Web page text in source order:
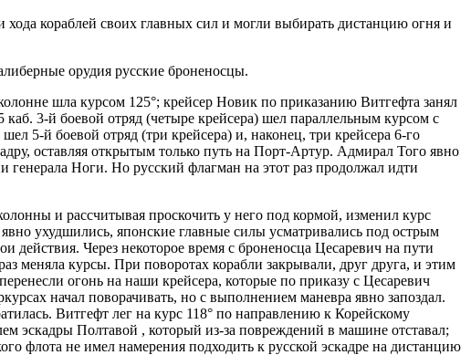
кораблей своих главных сил и могли выбирать дистанцию огня и
орудия русские броненосцы.
шла курсом 125°; крейсер Новик по приказанию Витгефта занял
3-й боевой отряд (четыре крейсера) шел параллельным курсом с
5-й боевой отряд (три крейсера) и, наконец, три крейсера 6-го
оставляя открытым только путь на Порт-Артур. Адмирал Того явно
Ноги. Но русский флагман на этот раз продолжал идти
и рассчитывая проскочить у него под кормой, изменил курс
ухудшились, японские главные силы усматривались под острым
Через некоторое время с броненосца Цесаревич на пути
меняла курсы. При поворотах корабли закрывали, друг друга, и этим
огонь на наши крейсера, которые по приказу с Цесаревич
начал поворачивать, но с выполнением маневра явно запоздал.
Витгефт лег на курс 118° по направлению к Корейскому
эскадры Полтавой , который из-за повреждений в машине отставал;
флота не имел намерения подходить к русской эскадре на дистанцию